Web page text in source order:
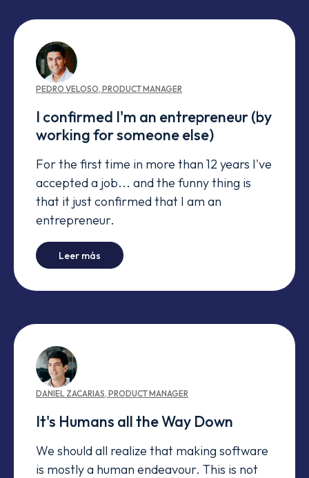
PEDRO VELOSO, PRODUCT MANAGER
I confirmed I'm an entrepreneur (by
working for someone else)
For the first time in more than 12 years I've
accepted a job... and the funny thing is
that it just confirmed that I am an
entrepreneur.
Leer más I confirmed I'm an entrepreneur (by
DANIEL ZACARIAS, PRODUCT MANAGER
It's Humans all the Way Down
We should all realize that making software
is mostly a human endeavour. This is not